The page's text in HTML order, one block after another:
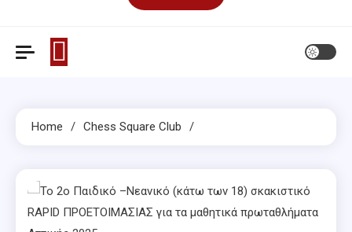
Home Chess Square Club